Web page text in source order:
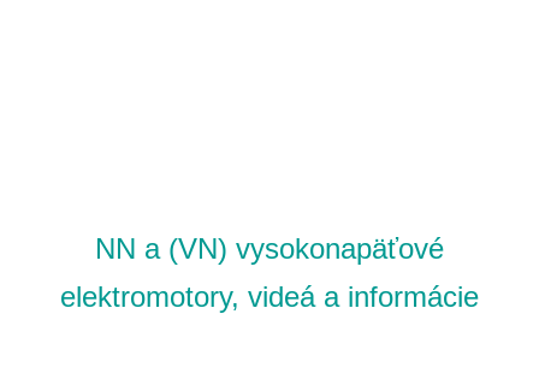
NN a (VN) vysokonapäťové
elektromotory, videá a informácie